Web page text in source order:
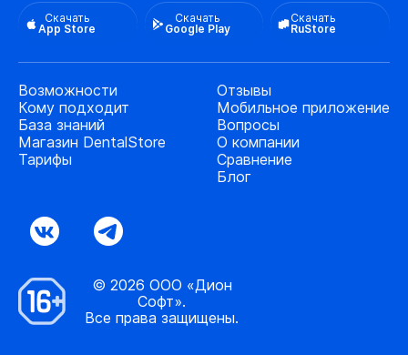
Скачать
App Store
Скачать
Google Play
Скачать
RuStore
Возможности
Кому подходит
База знаний
Магазин DentalStore
Тарифы
Отзывы
Мобильное приложение
Вопросы
О компании
Сравнение
Блог
© 2026 ООО «Дион
Софт».
Все права защищены.